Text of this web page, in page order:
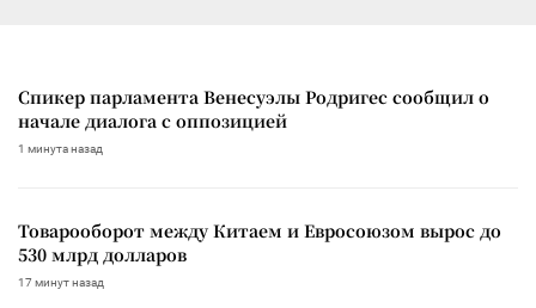
Спикер парламента Венесуэлы Родригес сообщил о
начале диалога с оппозицией
1 минута назад
Товарооборот между Китаем и Евросоюзом вырос до
530 млрд долларов
17 минут назад